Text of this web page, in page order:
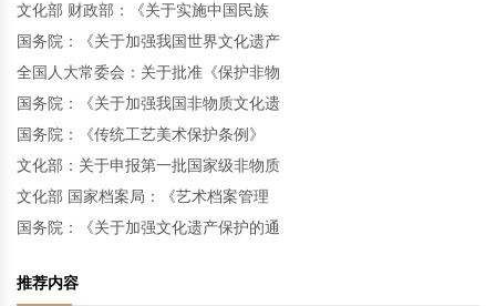
文化部 财政部：《关于实施中国民族
国务院：《关于加强我国世界文化遗产
全国人大常委会：关于批准《保护非物
国务院：《关于加强我国非物质文化遗
国务院：《传统工艺美术保护条例》
文化部：关于申报第一批国家级非物质
文化部 国家档案局：《艺术档案管理
国务院：《关于加强文化遗产保护的通
推荐内容